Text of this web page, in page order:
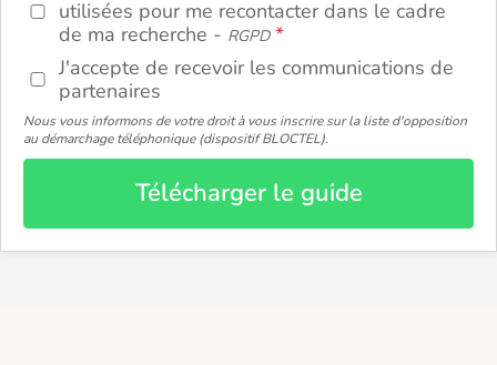
utilisées pour me recontacter dans le cadre
de ma recherche - RGPD
J'accepte de recevoir les communications de
partenaires
Nous vous informons de votre droit à vous inscrire sur la liste d'opposition
au démarchage téléphonique (dispositif BLOCTEL).
Télécharger le guide